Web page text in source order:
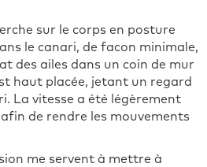
sur le corps en posture
le canari, de facon minimale,
des ailes dans un coin de mur
haut placée, jetant un regard
La vitesse a été légèrement
de rendre les mouvements
me servent à mettre à